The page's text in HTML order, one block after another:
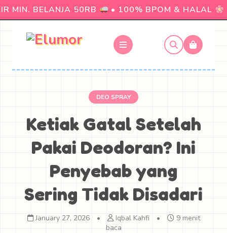
MIN. BELANJA 50RB • 100% BPOM & HALAL •
DEO SPRAY
Ketiak Gatal Setelah
Pakai Deodoran? Ini
Penyebab yang
Sering Tidak Disadari
January 27, 2026 • Iqbal Kahfi •
9 menit
baca